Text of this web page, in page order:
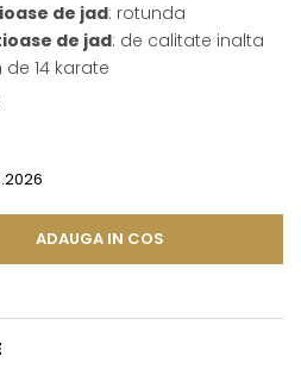
de jad: rotunda
de jad: de calitate inalta
14 karate
ADAUGA IN COS